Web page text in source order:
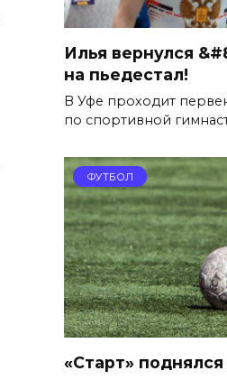
Илья вернулся
на пьедестал!
В Уфе проходит
по спортивной
ФУТБОЛ
«Старт»